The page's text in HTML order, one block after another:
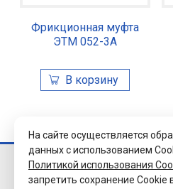
Фрикционная муфта
ЭТМ 052-3А
© 2026 Завод
«Уралэлектромуфта»
На сайте осуществляется
данных с использованием
Политикой использования
запретить сохранение Cookie